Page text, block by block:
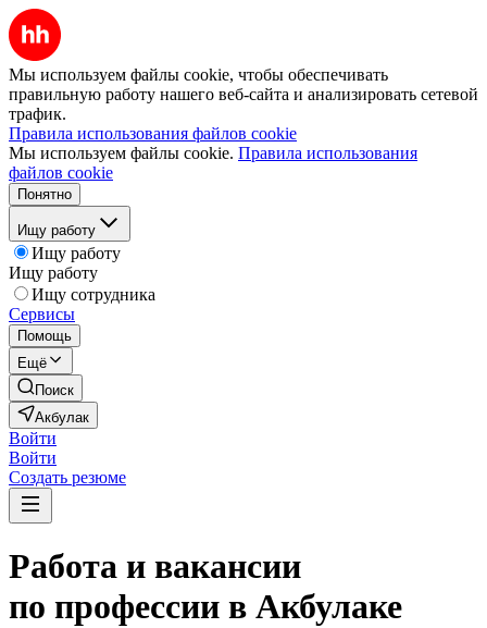
Мы используем файлы cookie, чтобы обеспечивать
правильную работу нашего веб-сайта и анализировать сетевой
трафик.
Правила использования файлов cookie
Мы используем файлы cookie. Правила использования
файлов cookie
Понятно
Ищу работу
Ищу работу
Ищу работу
Ищу сотрудника
Сервисы
Помощь
Ещё
Поиск
Акбулак
Войти
Войти
Создать резюме
Работа и вакансии
по профессии в Акбулаке